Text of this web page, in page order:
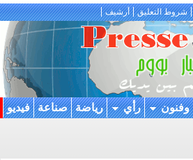
شروط التعليق أرشيف
وفنون رأي رياضة صناعة فيديو